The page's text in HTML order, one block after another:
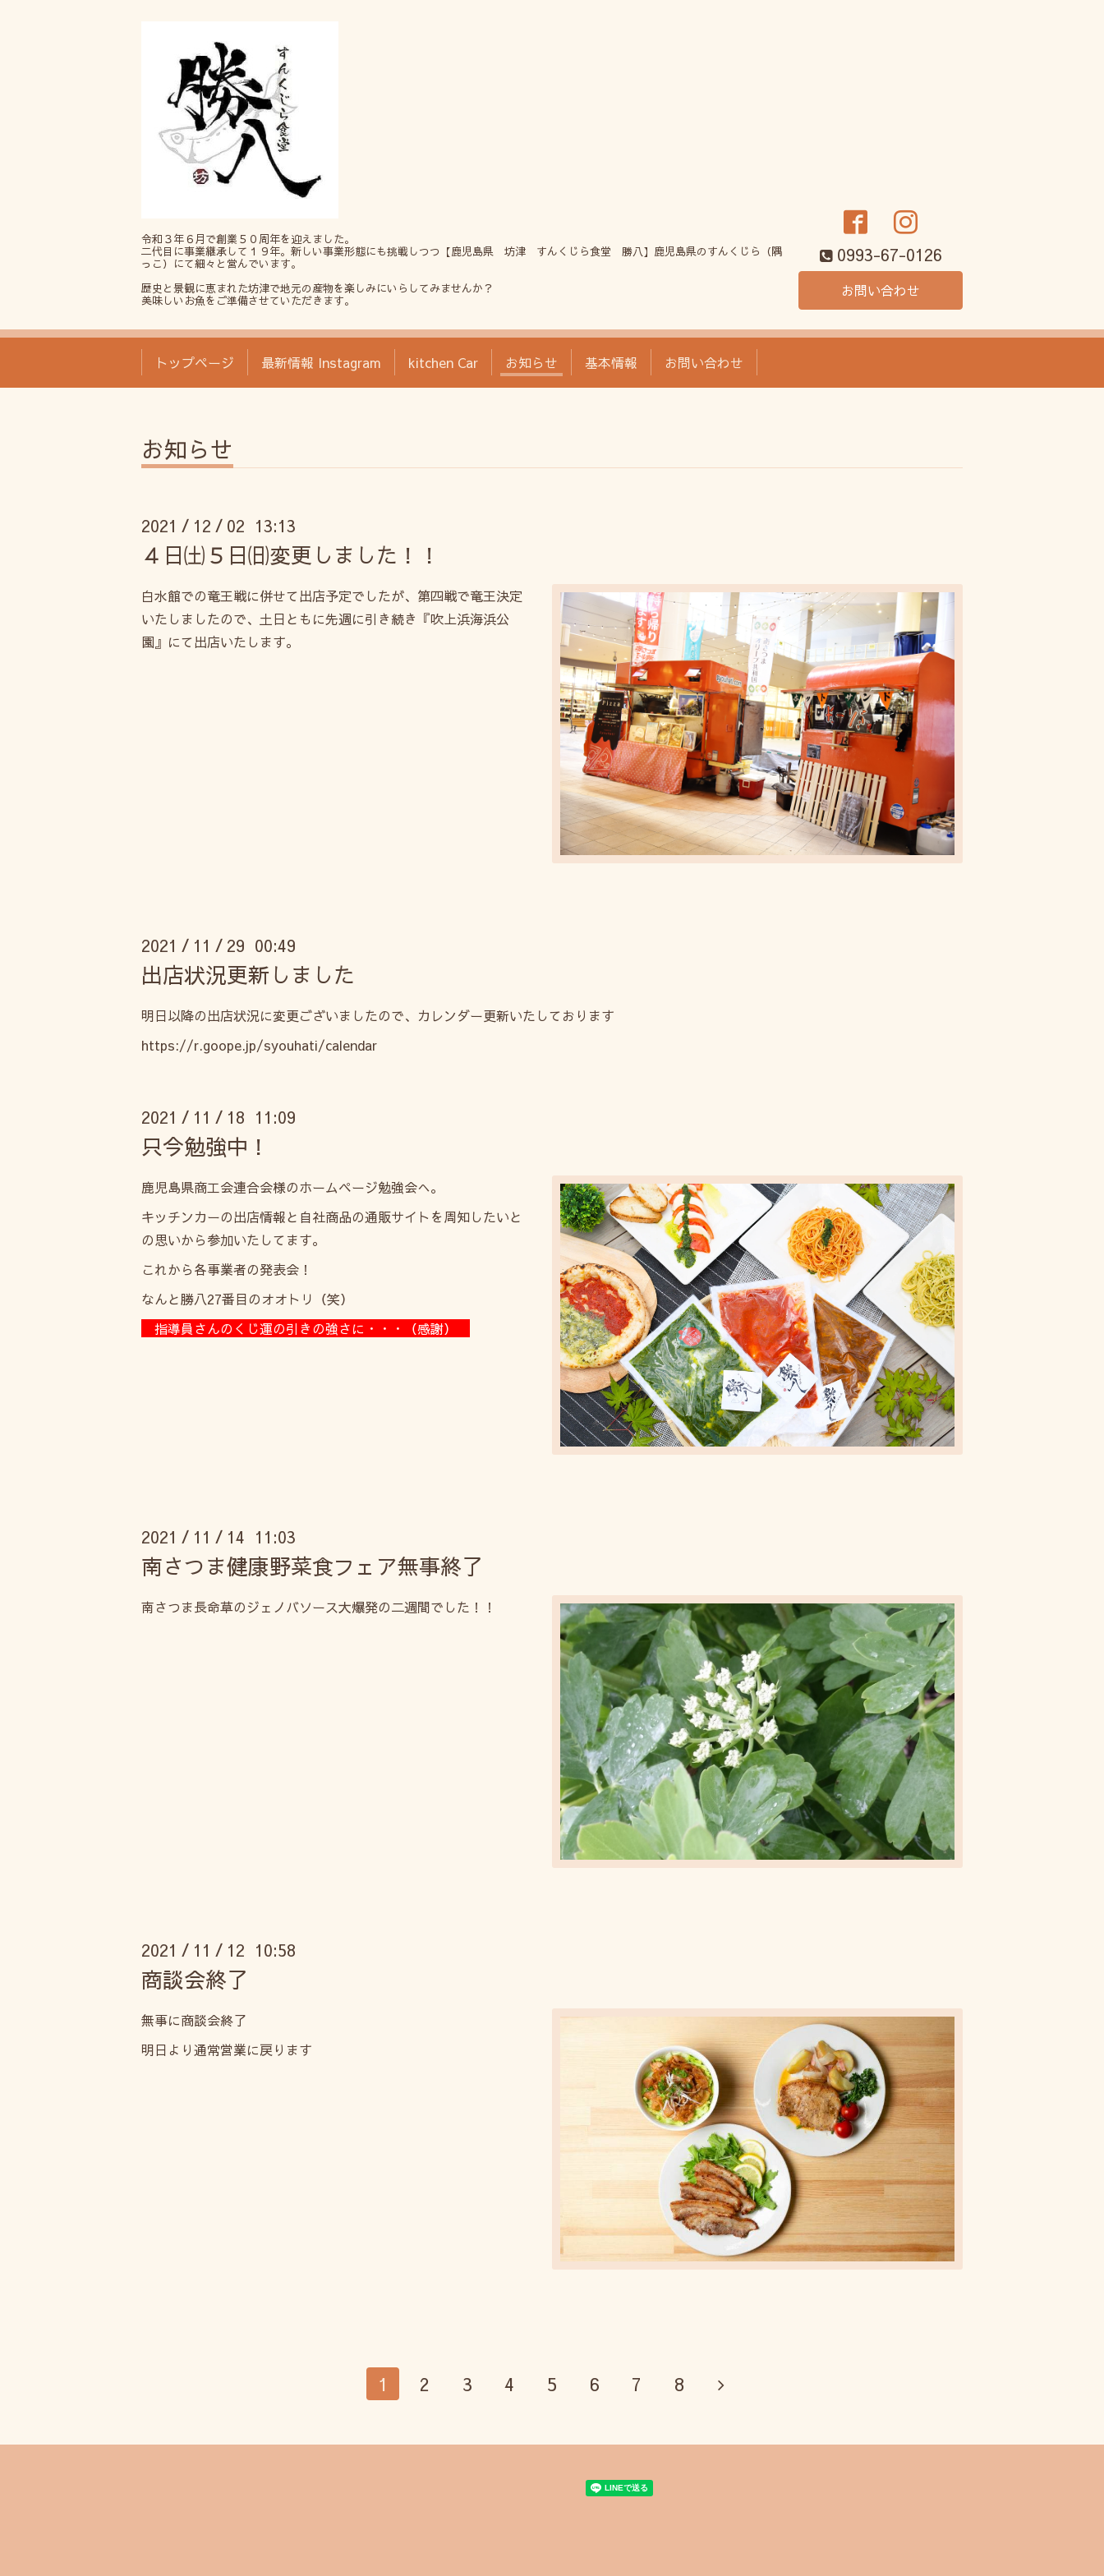
令和３年６月で創業５０周年を迎えました。
二代目に事業継承して１９年。新しい事業形態にも挑戦しつつ【鹿児島県 坊津 すんくじら食堂 勝八】鹿児島県のすんくじら（隅
っこ）にて細々と営んでいます。
歴史と景観に恵まれた坊津で地元の産物を楽しみにいらしてみませんか？
美味しいお魚をご準備させていただきます。
0993-67-0126
お問い合わせ
トップページ 最新情報 Instagram kitchen Car お知らせ 基本情報 お問い合わせ
お知らせ
2021 / 12 / 02 13:13
４日㈯５日㈰変更しました！！
白水館での竜王戦に併せて出店予定でしたが、第四戦で竜王決定
いたしましたので、土日ともに先週に引き続き『吹上浜海浜公
園』にて出店いたします。
2021 / 11 / 29 00:49
出店状況更新しました
明日以降の出店状況に変更ございましたので、カレンダー更新いたしております
https://r.goope.jp/syouhati/calendar
2021 / 11 / 18 11:09
只今勉強中！
鹿児島県商工会連合会様のホームページ勉強会へ。
キッチンカーの出店情報と自社商品の通販サイトを周知したいと
の思いから参加いたしてます。
これから各事業者の発表会！
なんと勝八27番目のオオトリ（笑）
指導員さんのくじ運の引きの強さに・・・（感謝）
2021 / 11 / 14 11:03
南さつま健康野菜食フェア無事終了
南さつま長命草のジェノバソース大爆発の二週間でした！！
2021 / 11 / 12 10:58
商談会終了
無事に商談会終了
明日より通常営業に戻ります
1 2 3 4 5 6 7 8